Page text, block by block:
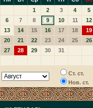
1
2 3 4
5
6
7 8 9 10 11
12
13
14 15 16 17 18
19
20
21 22 23 24 25
26
27
28 29 30 31
Ст. ст.
Нов. ст.